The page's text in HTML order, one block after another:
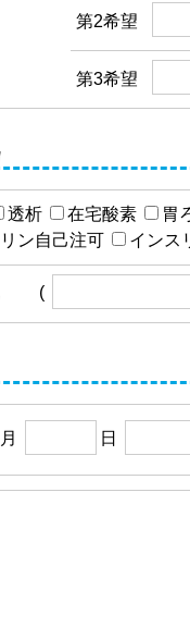
第2希望
第3希望
透析 在宅酸素
胃
ン自己注可
インス
(
月 日